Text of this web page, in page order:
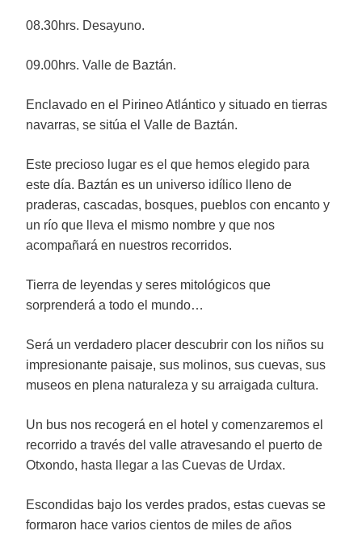
08.30hrs. Desayuno.
09.00hrs. Valle de Baztán.
Enclavado en el Pirineo Atlántico y situado en tierras
navarras, se sitúa el Valle de Baztán.
Este precioso lugar es el que hemos elegido para
este día. Baztán es un universo idílico lleno de
praderas, cascadas, bosques, pueblos con encanto y
un río que lleva el mismo nombre y que nos
acompañará en nuestros recorridos.
Tierra de leyendas y seres mitológicos que
sorprenderá a todo el mundo…
Será un verdadero placer descubrir con los niños su
impresionante paisaje, sus molinos, sus cuevas, sus
museos en plena naturaleza y su arraigada cultura.
Un bus nos recogerá en el hotel y comenzaremos el
recorrido a través del valle atravesando el puerto de
Otxondo, hasta llegar a las Cuevas de Urdax.
Escondidas bajo los verdes prados, estas cuevas se
formaron hace varios cientos de miles de años